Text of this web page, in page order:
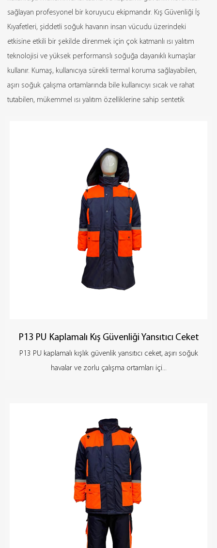
sağlayan profesyonel bir koruyucu ekipmandır. Kış Güvenliği İş
Kıyafetleri, şiddetli soğuk havanın insan vücudu üzerindeki
etkisine etkili bir şekilde direnmek için çok katmanlı ısı yalıtım
teknolojisi ve yüksek performanslı soğuğa dayanıklı kumaşlar
kullanır. Kumaş, kullanıcıya sürekli termal koruma sağlayabilen,
aşırı soğuk çalışma ortamlarında bile kullanıcıyı sıcak ve rahat
tutabilen, mükemmel ısı yalıtım özelliklerine sahip sentetik
kıyafetlerin yarattığı rahatsızlığı ortadan kaldıran verimli ısı yalıtım
Kış Güvenliği İş Kıyafetleri ayrıca mükemmel rüzgar geçirmez ve
su geçirmez işlevlere sahiptir. Yüksek yoğunluklu su geçirmez
ve nefes alabilen malzemeler kullanan iş kıyafeti, dışarıdan soğuk
havanın girişini etkili bir şekilde engelleyebilir, aynı zamanda
kıyafetlerin nefes alabilirliğini koruyabilir, ter birikimini önleyebilir
ve kullanıcıyı kuru ve rahat tutabilir. Yağmurda, karda, soğuk
rüzgarda veya kaygan ortamlarda, karmaşık iklimlerde
çalışanların verimliliğini ve güvenliğini sağlayabilir.
P13 PU Kaplamalı Kış Güvenliği Yansıtıcı Ceket
P13 PU kaplamalı kışlık güvenlik yansıtıcı ceket, aşırı soğuk
havalar ve zorlu çalışma ortamları içi...